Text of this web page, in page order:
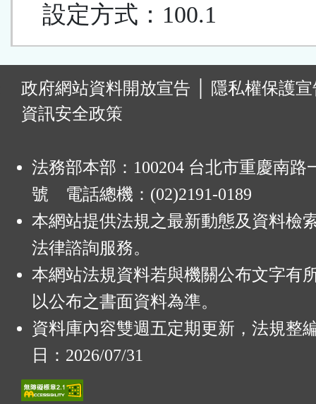
設定方式：100.1
政府網站資料開放宣告
隱私權保護
資訊安全政策
法務部本部：100204 台北市重慶南路
號 電話總機：(02)2191-0189
本網站提供法規之最新動態及資料檢
法律諮詢服務。
本網站法規資料若與機關公布文字有
以公布之書面資料為準。
資料庫內容雙週五定期更新，法規整
日：2026/07/31